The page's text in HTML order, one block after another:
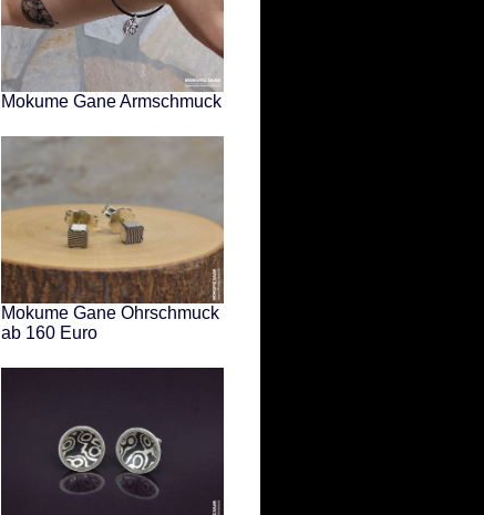
Mokume Gane Armschmuck
Mokume Gane Ohrschmuck
ab 160 Euro